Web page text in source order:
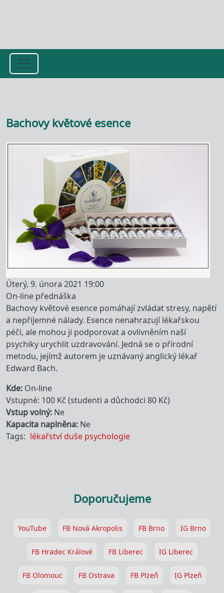
Přejít k hlavnímu obsahu
Bachovy květové esence
Úterý, 9. února 2021 19:00
On-line přednáška
Bachovy květové esence pomáhají zvládat stresy, napětí
a nepříjemné nálady. Esence nenahrazují lékařskou
péči, ale mohou ji podporovat a ovlivněním naší
psychiky urychlit uzdravování. Jedná se o přírodní
metodu, jejímž autorem je uznávaný anglický lékař
Edward Bach.
Kde On-line
Vstupné: 100 Kč (studenti a důchodci 80 Kč)
Vstup volný Ne
Kapacita naplněna Ne
Tags
lékařství duše psychologie
Doporučujeme
YouTube FB Nová Akropolis FB Brno IG Brno
FB Hradec Králové FB Liberec IG Liberec
FB Olomouc FB Ostrava FB Plzeň IG Plzeň